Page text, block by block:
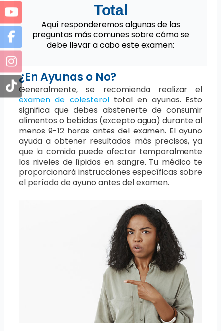
Total
Aquí responderemos algunas de las
preguntas más comunes sobre cómo se
debe llevar a cabo este examen:
¿En Ayunas o No?
Generalmente, se recomienda realizar el
examen de colesteroltotal en ayunas. Esto
significa que debes abstenerte de consumir
alimentos o bebidas (excepto agua) durante al
menos 9-12 horas antes del examen. El ayuno
ayuda a obtener resultados más precisos, ya
que la comida puede afectar temporalmente
los niveles de lípidos en sangre. Tu médico te
proporcionará instrucciones específicas sobre
el período de ayuno antes del examen.